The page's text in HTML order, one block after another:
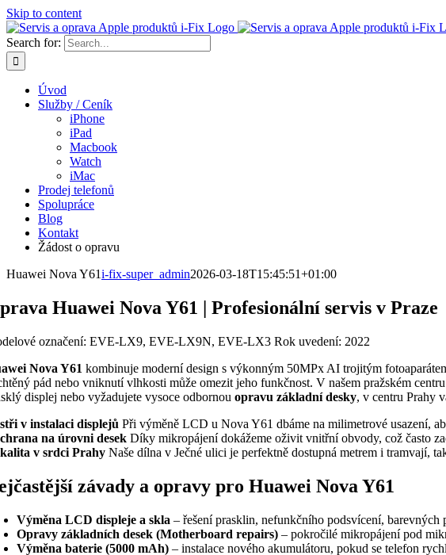
Skip to content
Search for:
Úvod
Služby / Ceník
iPhone
iPad
Macbook
Watch
iMac
Prodej telefonů
Spolupráce
Blog
Kontakt
Žádost o opravu
Huawei Nova Y61i-fix-super_admin2026-03-18T15:45:51+01:00
Huawei Nova Y61 | Profesionální servis v Praze
označení: EVE-LX9, EVE-LX9N, EVE-LX3 Rok uvedení: 2022
Nova Y61 kombinuje moderní design s výkonným 50MPx AI trojitým
pád nebo vniknutí vlhkosti může omezit jeho funkčnost. V našem pražském
displej nebo vyžadujete vysoce odbornouopravu základní desky, v centru Prahy
v instalaci displejů Při výměně LCD u Nova Y61 dbáme na milimetrové usazení,
na úrovni desek Díky mikropájení dokážeme oživit vnitřní obvody, což často
v srdci Prahy Naše dílna v Ječné ulici je perfektně dostupná metrem i tramvají,
závady a opravy pro Huawei Nova Y61
Výměna LCD displeje a skla – řešení prasklin, nefunkčního podsvícení,
Opravy základních desek (Motherboard repairs) – pokročilé mikropájení pod
Výměna baterie (5000 mAh) – instalace nového akumulátoru, pokud se telefon